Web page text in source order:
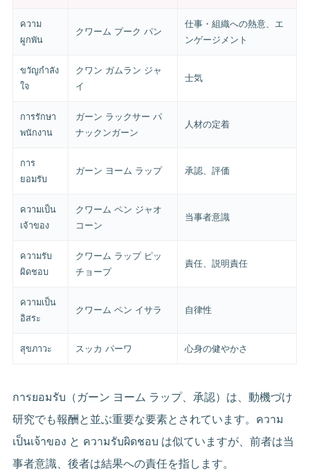
ความ
ผูกพัน
クワーム プーク パン
仕事・組織への熱意、エ
ンゲージメント
ขวัญกำลัง
ใจ
クワン ガムラン ジャ
イ
士気
การรักษา
พนักงาน
ガーン ラックサー パ
ナックンガーン
人材の定着
การ
ยอมรับ
ガーン ヨーム ラップ 承認、評価
ความเป็น
เจ้าของ
クワーム ペン ジャオ
コーン
当事者意識
ความรับ
ผิดชอบ
クワーム ラップ ピッ
チョープ
責任、説明責任
ความเป็น
อิสระ
クワーム ペン イサラ 自律性
สุขภาวะ スッカ パーワ 心身の健やかさ
การยอมรับ（ガーン ヨーム ラップ、承認）は、動機づけ
研究でも報酬と並ぶ重要な要素とされています。ความ
เป็นเจ้าของ と ความรับผิดชอบ は似ていますが、前者は当
事者意識、後者は結果への責任を指します。